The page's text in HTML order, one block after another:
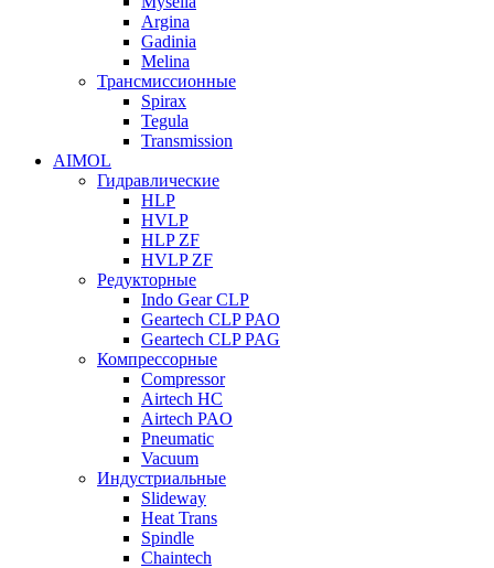
Argina
Gadinia
Melina
Трансмиссионные
Spirax
Tegula
Transmission
AIMOL
Гидравлические
HLP
HVLP
HLP ZF
HVLP ZF
Редукторные
Indo Gear CLP
Geartech CLP PAO
Geartech CLP PAG
Компрессорные
Compressor
Airtech HC
Airtech PAO
Pneumatic
Vacuum
Индустриальные
Slideway
Heat Trans
Spindle
Chaintech